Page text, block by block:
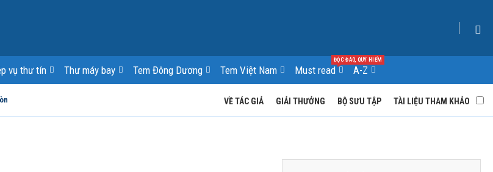
vụ thư tín Thư máy bay Tem Đông Dương Tem Việt Nam Must read
ĐỘC ĐÁO, QUÝ HIẾM
A-Z
VỀ TÁC GIẢ GIẢI THƯỞNG BỘ SƯU TẬP TÀI LIỆU THAM KHẢO